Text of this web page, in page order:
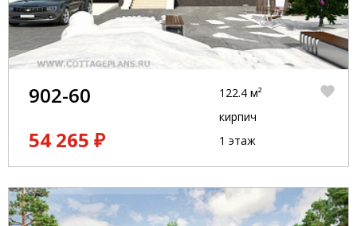
902-60
54 265 ₽
122.4 м²
кирпич
1 этаж